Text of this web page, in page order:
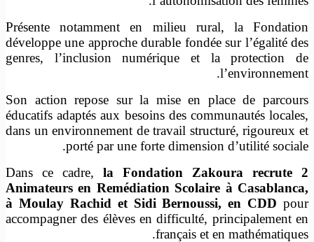
Présente notamment en milieu rural, la Fondation
développe une approche durable fondée sur l’égalité des
genres, l’inclusion numérique et la protection de
l’environnement.
Son action repose sur la mise en place de parcours
éducatifs adaptés aux besoins des communautés locales,
dans un environnement de travail structuré, rigoureux et
porté par une forte dimension d’utilité sociale.
Dans ce cadre, la Fondation Zakoura recrute 2
Animateurs en Remédiation Scolaire à Casablanca,
à Moulay Rachid et Sidi Bernoussi, en CDD pour
accompagner des élèves en difficulté, principalement en
français et en mathématiques.